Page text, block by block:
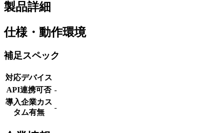
製品詳細
仕様・動作環境
補足スペック
対応デバイス
API連携可否 -
導入企業カス
タム有無
-